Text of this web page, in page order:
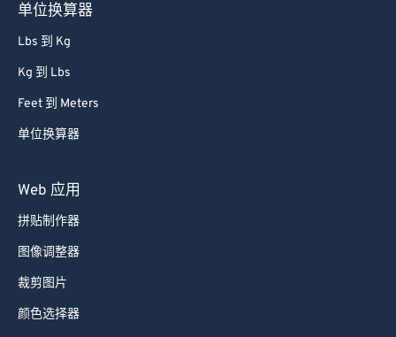
单位换算器
Lbs 到 Kg
Kg 到 Lbs
Feet 到 Meters
单位换算器
Web 应用
拼贴制作器
图像调整器
裁剪图片
颜色选择器